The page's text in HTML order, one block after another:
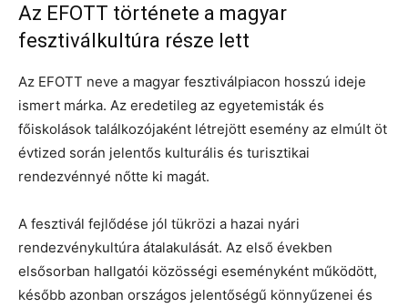
Az EFOTT története a magyar
fesztiválkultúra része lett
Az EFOTT neve a magyar fesztiválpiacon hosszú ideje
ismert márka. Az eredetileg az egyetemisták és
főiskolások találkozójaként létrejött esemény az elmúlt öt
évtized során jelentős kulturális és turisztikai
rendezvénnyé nőtte ki magát.
A fesztivál fejlődése jól tükrözi a hazai nyári
rendezvénykultúra átalakulását. Az első években
elsősorban hallgatói közösségi eseményként működött,
később azonban országos jelentőségű könnyűzenei és